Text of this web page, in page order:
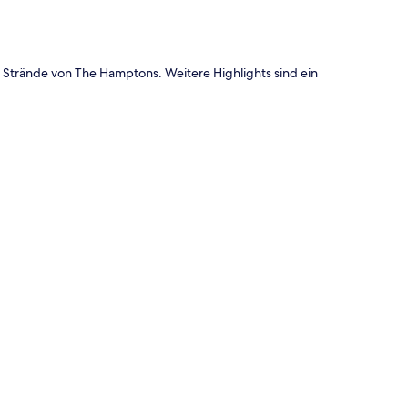
von The Hamptons. Weitere Highlights sind ein